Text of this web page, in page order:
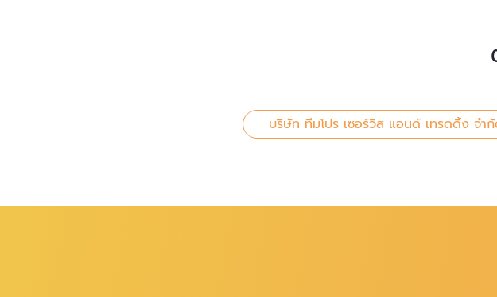
บริษัท ทีมโปร เซอร์วิส แอนด์ เทรดดิ้ง จำ